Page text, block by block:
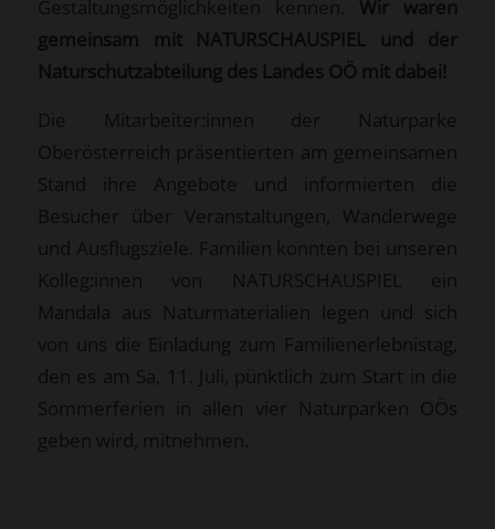
Gestaltungsmöglichkeiten kennen. Wir waren
gemeinsam mit NATURSCHAUSPIEL und der
Naturschutzabteilung des Landes OÖ mit dabei!
Die Mitarbeiter:innen der Naturparke
Oberösterreich präsentierten am gemeinsamen
Stand ihre Angebote und informierten die
Besucher über Veranstaltungen, Wanderwege
und Ausflugsziele. Familien konnten bei unseren
Kolleg:innen von NATURSCHAUSPIEL ein
Mandala aus Naturmaterialien legen und sich
von uns die Einladung zum Familienerlebnistag,
den es am Sa, 11. Juli, pünktlich zum Start in die
Sommerferien in allen vier Naturparken OÖs
geben wird, mitnehmen.